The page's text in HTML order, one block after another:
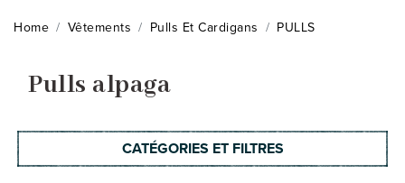
Home Vêtements Pulls Et Cardigans PULLS
Pulls alpaga
CATÉGORIES ET FILTRES